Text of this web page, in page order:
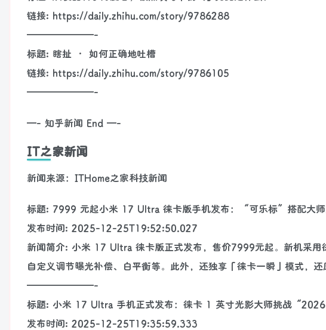
链接: https://daily.zhihu.com/story/9786288
———————-
标题: 瞎扯 · 如何正确地吐槽
链接: https://daily.zhihu.com/story/9786105
———————-
—- 知乎新闻 End —-
IT之家新闻
新闻来源：ITHome之家科技新闻
标题: 7999 元起小米 17 Ultra 徕卡版手机发布：“可乐标”搭配大
发布时间: 2025-12-25T19:52:50.027
新闻简介: 小米 17 Ultra 徕卡版正式发布，售价7999元起。新机采用
自定义调节曝光补偿、白平衡等。此外，还独享「徕卡一瞬」模式
———————-
标题: 小米 17 Ultra 手机正式发布：徕卡 1 英寸光影大师挑战
发布时间: 2025-12-25T19:35:59.333